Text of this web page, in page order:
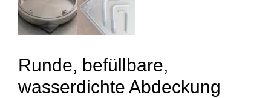
Runde, befüllbare,
wasserdichte Abdeckung